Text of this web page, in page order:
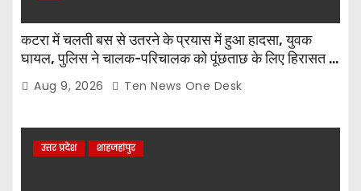
कटरा में चलती बस से उतरने के प्रयास में हुआ हादसा, युवक
घायल, पुलिस ने चालक-परिचालक को पूंछताछ के लिए हिरासत में
Aug 9, 2026 Ten News One Desk
उत्तर प्रदेश शाहजहांपुर